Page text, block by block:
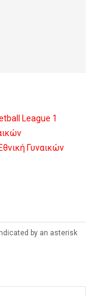
League 1
Γυναικών
by an asterisk